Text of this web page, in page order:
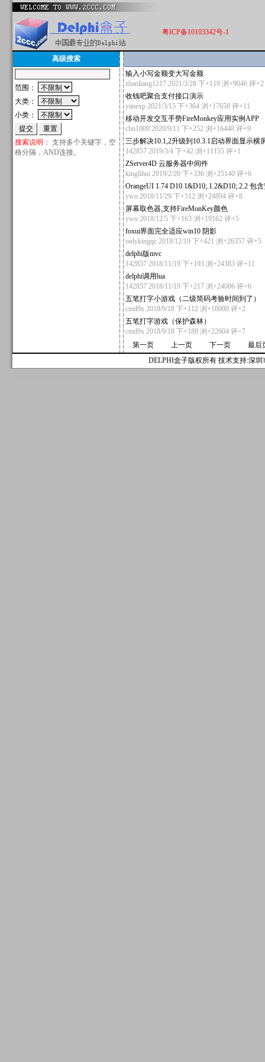
粤ICP备10103342号-1
高级搜索
范围：
大类：
小类：
搜索说明： 支持多个关键字，空
格分隔，AND连接。
输入小写金额变大写金额
zhanliang1217 2021/3/28 下+119 浏+9046 评+2
收钱吧聚合支付接口演示
yanexp 2021/3/15 下+364 浏+17658 评+11
移动开发交互手势FireMonkey应用实例APP
chn1009 2020/9/11 下+252 浏+16448 评+9
三步解决10.1,2升级到10.3.1启动界面显示横
142857 2019/3/4 下+42 浏+11155 评+1
ZServer4D 云服务器中间件
kinglihui 2019/2/20 下+336 浏+25140 评+6
OrangeUI 1.74 D10.1&D10;.1.2&D10;.2.2 包
ywo 2018/11/29 下+512 浏+24894 评+8
屏幕取色器,支持FireMonKey颜色
ywo 2018/12/5 下+163 浏+19162 评+5
foxui界面完全适应win10 阴影
onlykingqc 2018/12/19 下+421 浏+26357 评+5
delphi版mvc
142857 2018/11/19 下+193 浏+24383 评+11
delphi调用lua
142857 2018/11/19 下+217 浏+24086 评+6
五笔打字小游戏（二级简码考验时间到了）
cmd9x 2018/9/18 下+112 浏+18000 评+2
五笔打字游戏（保护森林）
cmd9x 2018/9/18 下+189 浏+22604 评+7
第一页
上一页 下一页
最后
DELPHI盒子版权所有 技术支持:深